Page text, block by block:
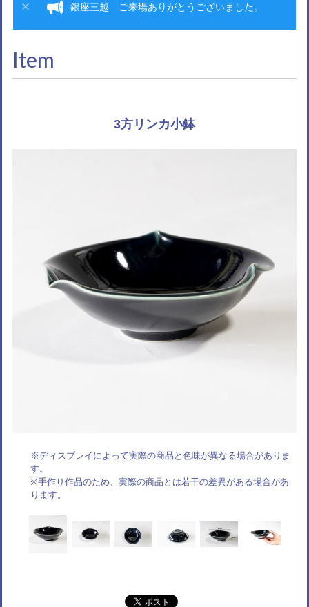
銀座三越 ご来場ありがとうございました。
Item
3方リンカ小鉢
※ディスプレイによって実際の商品と色味が異なる場合がありま
す。
※手作り作品のため、実際の商品とは若干の差異がある場合があ
ります。